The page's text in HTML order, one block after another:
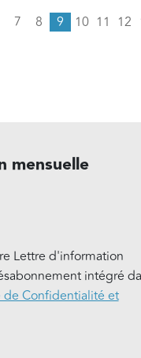
Page
7 Page
8 Page courante
9 Page
10 Page
11 12
mensuelle
Lettre d'information
intégré
Confidentialité et